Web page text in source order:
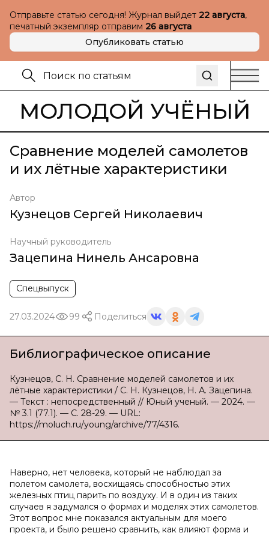
Отправьте статью сегодня! Журнал выйдет 22 августа,
печатный экземпляр отправим 26 августа
Опубликовать статью
МОЛОДОЙ УЧЁНЫЙ
Сравнение моделей самолетов
и их лётные характеристики
Автор
Кузнецов Сергей Николаевич
Научный руководитель
Зацепина Нинель Ансаровна
Спецвыпуск
27.03.2024 99 Поделиться
Библиографическое описание
Кузнецов, С. Н. Сравнение моделей самолетов и их
лётные характеристики / С. Н. Кузнецов, Н. А. Зацепина.
— Текст : непосредственный // Юный ученый. — 2024. —
№ 3.1 (77.1). — С. 28-29. — URL:
https://moluch.ru/young/archive/77/4316.
Наверно, нет человека, который не наблюдал за
полетом самолета, восхищаясь способностью этих
железных птиц парить по воздуху. И в один из таких
случаев я задумался о формах и моделях этих самолетов.
Этот вопрос мне показался актуальным для моего
проекта, и было решено сравнить, как влияют форма и